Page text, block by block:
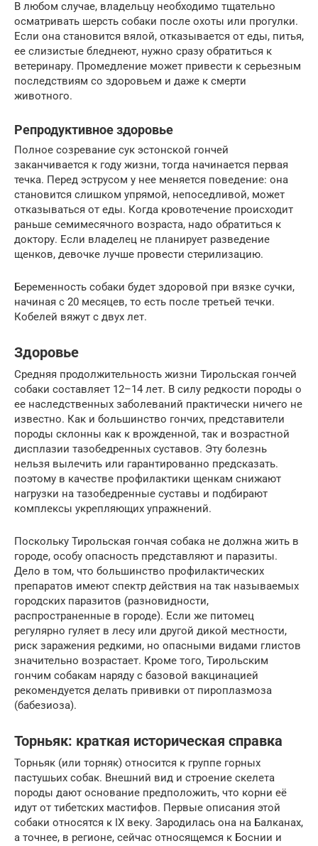
В любом случае, владельцу необходимо тщательно
осматривать шерсть собаки после охоты или прогулки.
Если она становится вялой, отказывается от еды, питья,
ее слизистые бледнеют, нужно сразу обратиться к
ветеринару. Промедление может привести к серьезным
последствиям со здоровьем и даже к смерти
животного.
Репродуктивное здоровье
Полное созревание сук эстонской гончей
заканчивается к году жизни, тогда начинается первая
течка. Перед эструсом у нее меняется поведение: она
становится слишком упрямой, непоседливой, может
отказываться от еды. Когда кровотечение происходит
раньше семимесячного возраста, надо обратиться к
доктору. Если владелец не планирует разведение
щенков, девочке лучше провести стерилизацию.
Беременность собаки будет здоровой при вязке сучки,
начиная с 20 месяцев, то есть после третьей течки.
Кобелей вяжут с двух лет.
Здоровье
Средняя продолжительность жизни Тирольская гончей
собаки составляет 12–14 лет. В силу редкости породы о
ее наследственных заболеваний практически ничего не
известно. Как и большинство гончих, представители
породы склонны как к врожденной, так и возрастной
дисплазии тазобедренных суставов. Эту болезнь
нельзя вылечить или гарантированно предсказать.
поэтому в качестве профилактики щенкам снижают
нагрузки на тазобедренные суставы и подбирают
комплексы укрепляющих упражнений.
Поскольку Тирольская гончая собака не должна жить в
городе, особу опасность представляют и паразиты.
Дело в том, что большинство профилактических
препаратов имеют спектр действия на так называемых
городских паразитов (разновидности,
распространенные в городе). Если же питомец
регулярно гуляет в лесу или другой дикой местности,
риск заражения редкими, но опасными видами глистов
значительно возрастает. Кроме того, Тирольским
гончим собакам наряду с базовой вакцинацией
рекомендуется делать прививки от пироплазмоза
(бабезиоза).
Торньяк: краткая историческая справка
Торньяк (или торняк) относится к группе горных
пастушьих собак. Внешний вид и строение скелета
породы дают основание предположить, что корни её
идут от тибетских мастифов. Первые описания этой
собаки относятся к IX веку. Зародилась она на Балканах,
а точнее, в регионе, сейчас относящемся к Боснии и